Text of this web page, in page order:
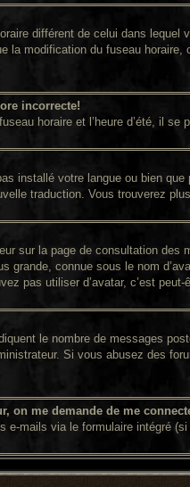
différent de celui dans
la modification du fuseau
incorrecte!
horaire et l’heure d’été, il
installé votre langue ou bien
traduction. Vous trouverez
sur la page de consultation
connue sous le nom
pas utiliser d’avatar, c’est
le nombre de messages
Si vous abusez des
on me demande de me
e-mails via le formulaire intégré